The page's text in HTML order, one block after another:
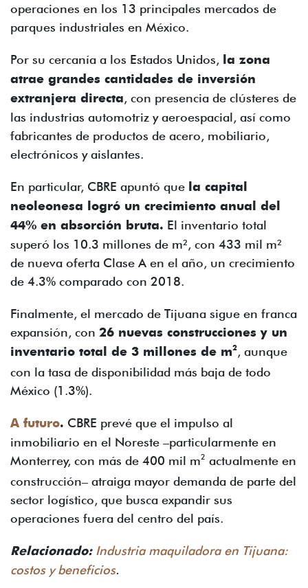
operaciones en los 13 principales mercados de
parques industriales en México.
Por su cercanía a los Estados Unidos, la zona
atrae grandes cantidades de inversión
extranjera directa, con presencia de clústeres de
las industrias automotriz y aeroespacial, así como
fabricantes de productos de acero, mobiliario,
electrónicos y aislantes.
En particular, CBRE apuntó que la capital
neoleonesa logró un crecimiento anual del
44% en absorción bruta. El inventario total
superó los 10.3 millones de m², con 433 mil m²
de nueva oferta Clase A en el año, un crecimiento
de 4.3% comparado con 2018.
Finalmente, el mercado de Tijuana sigue en franca
expansión, con 26 nuevas construcciones y un
inventario total de 3 millones de m2, aunque
con la tasa de disponibilidad más baja de todo
México (1.3%).
A futuro. CBRE prevé que el impulso al
inmobiliario en el Noreste –particularmente en
Monterrey, con más de 400 mil m2 actualmente en
construcción– atraiga mayor demanda de parte del
sector logístico, que busca expandir sus
operaciones fuera del centro del país.
Relacionado: Industria maquiladora en Tijuana:
costos y beneficios.